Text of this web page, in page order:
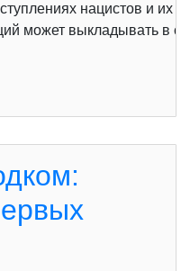
нацистов и их
может выкладывать в